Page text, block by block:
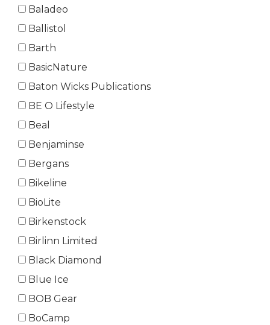
Baladeo
Ballistol
Barth
BasicNature
Baton Wicks Publications
BE O Lifestyle
Beal
Benjaminse
Bergans
Bikeline
BioLite
Birkenstock
Birlinn Limited
Black Diamond
Blue Ice
BOB Gear
BoCamp